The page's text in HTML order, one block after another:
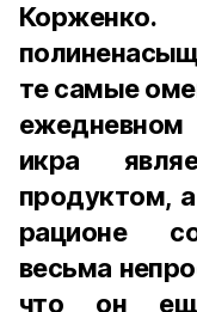
те самые
ежедневном
икра
продуктом,
рационе
весьма
что он